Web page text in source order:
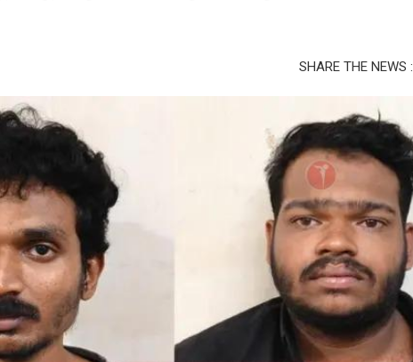
SHARE THE NEWS :